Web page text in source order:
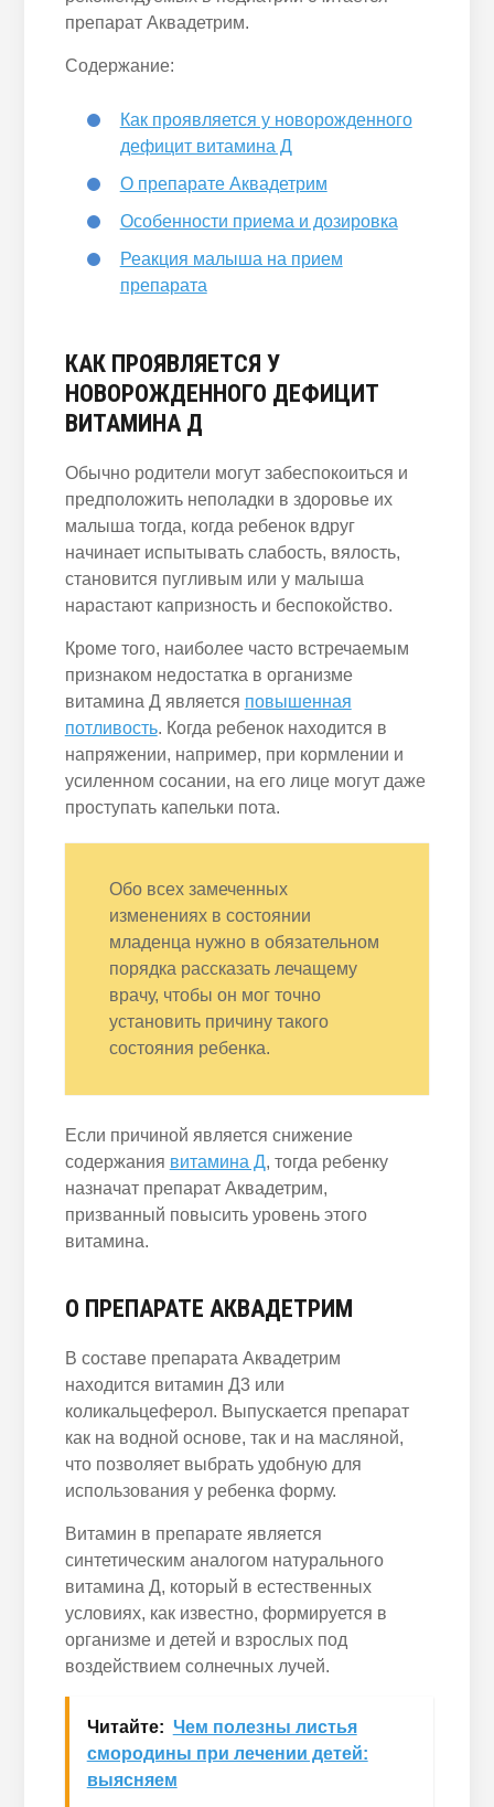
препарат Аквадетрим.
Содержание:
Как проявляется у новорожденного
дефицит витамина Д
О препарате Аквадетрим
Особенности приема и дозировка
Реакция малыша на прием
препарата
КАК ПРОЯВЛЯЕТСЯ У
НОВОРОЖДЕННОГО ДЕФИЦИТ
ВИТАМИНА Д
Обычно родители могут забеспокоиться и
предположить неполадки в здоровье их
малыша тогда, когда ребенок вдруг
начинает испытывать слабость, вялость,
становится пугливым или у малыша
нарастают капризность и беспокойство.
Кроме того, наиболее часто встречаемым
признаком недостатка в организме
витамина Д является повышенная
потливость. Когда ребенок находится в
напряжении, например, при кормлении и
усиленном сосании, на его лице могут даже
проступать капельки пота.
Обо всех замеченных
изменениях в состоянии
младенца нужно в обязательном
порядка рассказать лечащему
врачу, чтобы он мог точно
установить причину такого
состояния ребенка.
Если причиной является снижение
содержания витамина Д, тогда ребенку
назначат препарат Аквадетрим,
призванный повысить уровень этого
витамина.
О ПРЕПАРАТЕ АКВАДЕТРИМ
В составе препарата Аквадетрим
находится витамин Д3 или
коликальцеферол. Выпускается препарат
как на водной основе, так и на масляной,
что позволяет выбрать удобную для
использования у ребенка форму.
Витамин в препарате является
синтетическим аналогом натурального
витамина Д, который в естественных
условиях, как известно, формируется в
организме и детей и взрослых под
воздействием солнечных лучей.
Читайте: Чем полезны листья
смородины при лечении детей:
выясняем